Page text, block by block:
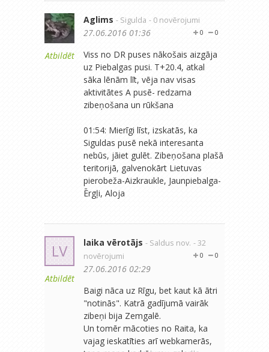
Atbildēt
Aglims - Sigulda - 0 novērojumi
0
0
27.06.2016 01:36
Viss no DR puses nākošais aizgāja
uz Piebalgas pusi. T+20.4, atkal
sāka lēnām līt, vēja nav visas
aktivitātes A pusē- redzama
zibeņošana un rūkšana
01:54: Mierīgi līst, izskatās, ka
Siguldas pusē nekā interesanta
nebūs, jāiet gulēt. Zibeņošana plašā
teritorijā, galvenokārt Lietuvas
pierobeža-Aizkraukle, Jaunpiebalga-
Ērgļi, Aloja
LV
Atbildēt
laika vērotājs - Saldus nov. - 32
novērojumi
0
0
27.06.2016 02:29
Baigi nāca uz Rīgu, bet kaut kā ātri
"notinās". Katrā gadījumā vairāk
zibeņi bija Zemgalē.
Un tomēr mācoties no Raita, ka
vajag ieskatīties arī webkamerās,